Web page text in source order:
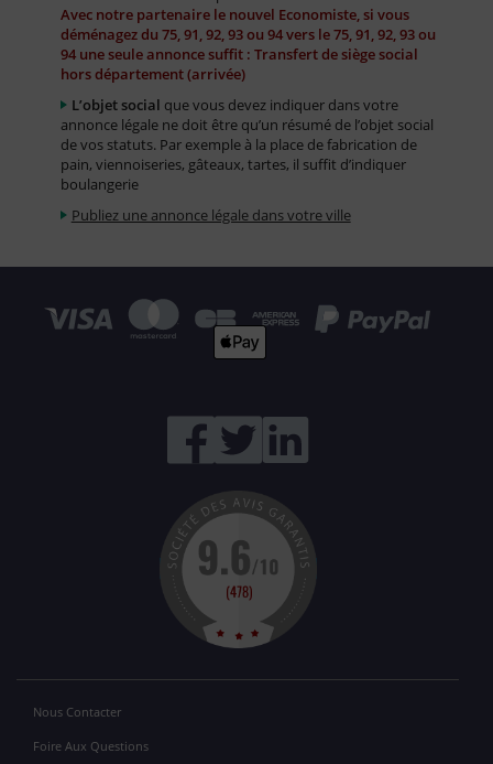
Avec notre partenaire le nouvel Economiste, si vous
déménagez du 75, 91, 92, 93 ou 94 vers le 75, 91, 92, 93 ou
94 une seule annonce suffit : Transfert de siège social
hors département (arrivée)
L’objet social que vous devez indiquer dans votre
annonce légale ne doit être qu’un résumé de l’objet social
de vos statuts. Par exemple à la place de fabrication de
pain, viennoiseries, gâteaux, tartes, il suffit d’indiquer
boulangerie
Publiez une annonce légale dans votre ville
Nous Contacter
Foire Aux Questions